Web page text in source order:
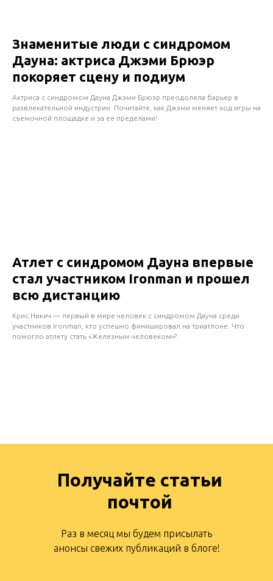
Знаменитые люди с синдромом
Дауна: актриса Джэми Брюэр
покоряет сцену и подиум
Актриса с синдромом Дауна Джэми Брюэр преодолела барьер в
развлекательной индустрии. Почитайте, как Джэми меняет ход игры на
съемочной площадке и за ее пределами!
Атлет с синдромом Дауна впервые
стал участником Ironman и прошел
всю дистанцию
Крис Никич — первый в мире человек с синдромом Дауна среди
участников Ironman, кто успешно финишировал на триатлоне. Что
помогло атлету стать «Железным человеком»?
Получайте статьи
почтой
Раз в месяц мы будем присылать
анонсы свежих публикаций в блоге!